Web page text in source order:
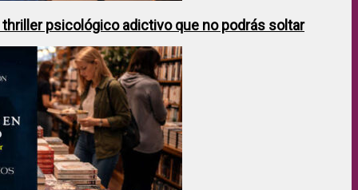
thriller psicológico adictivo que no podrás soltar